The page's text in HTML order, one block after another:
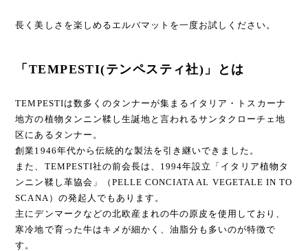
長く美しさを楽しめるエルバマットを一度お試しください。
「TEMPESTI(テンペスティ社)」とは
TEMPESTIは数多くのタンナーが集まるイタリア・トスカーナ
地方の植物タンニン鞣し生誕地と言われるサンタクローチェ地
区にあるタンナー。
創業1946年代から伝統的な製法を引き継いできました。
また、TEMPESTI社の前会長は、1994年設立「イタリア植物タ
ンニン鞣し革協会」（PELLE CONCIATA AL VEGETALE IN TO
SCANA）の発起人でもあります。
主にデンマークなどの北欧産まれの牛の原皮を使用しており、
寒冷地で育った牛はキメが細かく、油脂分も多いのが特徴で
す。